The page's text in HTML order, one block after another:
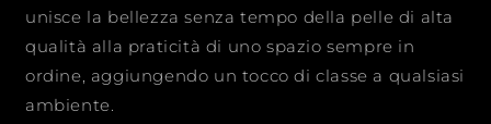
unisce la bellezza senza tempo della pelle di alta
qualità alla praticità di uno spazio sempre in
ordine, aggiungendo un tocco di classe a qualsiasi
ambiente.